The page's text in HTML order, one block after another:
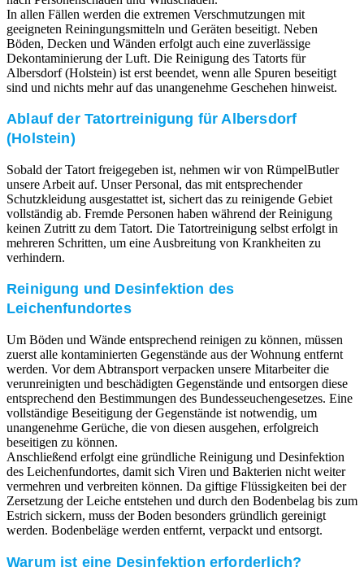
In allen Fällen werden die extremen Verschmutzungen mit
geeigneten Reiningungsmitteln und Geräten beseitigt. Neben
Böden, Decken und Wänden erfolgt auch eine zuverlässige
Dekontaminierung der Luft. Die Reinigung des Tatorts für
Albersdorf (Holstein) ist erst beendet, wenn alle Spuren beseitigt
sind und nichts mehr auf das unangenehme Geschehen hinweist.
Ablauf der Tatortreinigung für Albersdorf
(Holstein)
Sobald der Tatort freigegeben ist, nehmen wir von RümpelButler
unsere Arbeit auf. Unser Personal, das mit entsprechender
Schutzkleidung ausgestattet ist, sichert das zu reinigende Gebiet
vollständig ab. Fremde Personen haben während der Reinigung
keinen Zutritt zu dem Tatort. Die Tatortreinigung selbst erfolgt in
mehreren Schritten, um eine Ausbreitung von Krankheiten zu
verhindern.
Reinigung und Desinfektion des
Leichenfundortes
Um Böden und Wände entsprechend reinigen zu können, müssen
zuerst alle kontaminierten Gegenstände aus der Wohnung entfernt
werden. Vor dem Abtransport verpacken unsere Mitarbeiter die
verunreinigten und beschädigten Gegenstände und entsorgen diese
entsprechend den Bestimmungen des Bundesseuchengesetzes. Eine
vollständige Beseitigung der Gegenstände ist notwendig, um
unangenehme Gerüche, die von diesen ausgehen, erfolgreich
beseitigen zu können.
Anschließend erfolgt eine gründliche Reinigung und Desinfektion
des Leichenfundortes, damit sich Viren und Bakterien nicht weiter
vermehren und verbreiten können. Da giftige Flüssigkeiten bei der
Zersetzung der Leiche entstehen und durch den Bodenbelag bis zum
Estrich sickern, muss der Boden besonders gründlich gereinigt
werden. Bodenbeläge werden entfernt, verpackt und entsorgt.
Warum ist eine Desinfektion erforderlich?